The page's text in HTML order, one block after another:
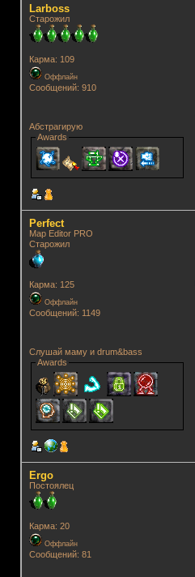
Lаrboss
Старожил
Карма: 109
Оффлайн
Сообщений: 910
Абстрагирую
Awards
Perfect
Map Editor PRO
Старожил
Карма: 125
Оффлайн
Сообщений: 1149
Слушай маму и drum&bass
Awards
Ergo
Постоялец
Карма: 20
Оффлайн
Сообщений: 81